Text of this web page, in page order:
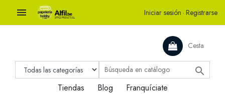
 Iniciar sesión · Registrarse
Cesta

Tiendas Blog Franquíciate